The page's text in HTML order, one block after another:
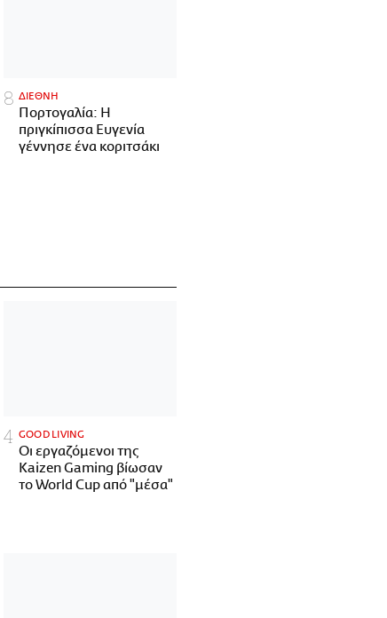
ΔΙΕΘΝΗ
Πορτογαλία: Η
πριγκίπισσα Ευγενία
γέννησε ένα κοριτσάκι
GOOD LIVING
Οι εργαζόμενοι της
Kaizen Gaming βίωσαν
το World Cup από "μέσα"